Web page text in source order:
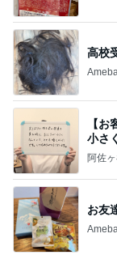
高校
【
小さ
阿佐
お友